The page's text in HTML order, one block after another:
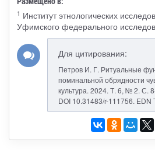
1 Институт этнологических
Уфимского федерального
Для цитирования:
Петров И. Г. Ритуальные
поминальной обрядности
культура. 2024. Т. 6, № 2. С.
DOI 10.31483/r-111756. EDN